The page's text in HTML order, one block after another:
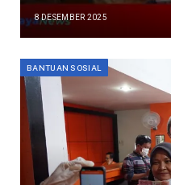
8 DESEMBER 2025
BANTUAN SOSIAL